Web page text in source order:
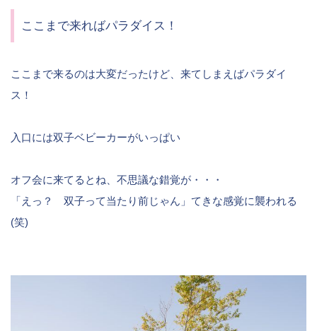
ここまで来ればパラダイス！
ここまで来るのは大変だったけど、来てしまえばパラダイ
ス！
入口には双子ベビーカーがいっぱい
オフ会に来てるとね、不思議な錯覚が・・・
「えっ？ 双子って当たり前じゃん」てきな感覚に襲われる
(笑)